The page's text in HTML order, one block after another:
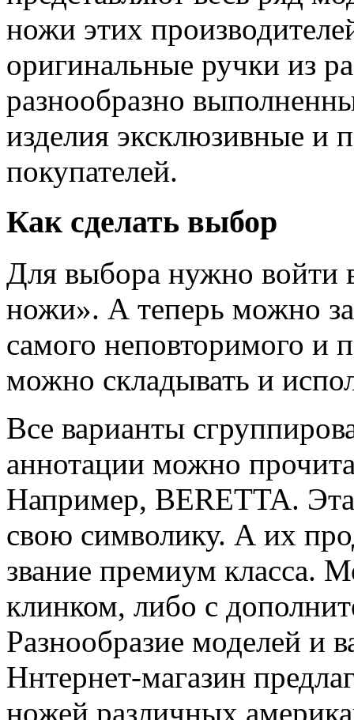
ножи этих
оригинальные ручки из
разнообразно
изделия эксклюзивные и
покупателей.
Как сделать выбор
Для выбора нужно войти
ножи». А теперь можно
самого неповторимого и
можно складывать и
Все варианты
аннотации можно
Например, BERETTA.
свою символику. А их
звание премиум класса.
клинком, либо с
Разнообразие моделей и
Ннтернет-магазин
ножей различных